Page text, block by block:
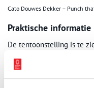
Cato Douwes Dekker – Punch
Praktische informatie
De tentoonstelling is te
2024 van maandag t/m
Tijdens het